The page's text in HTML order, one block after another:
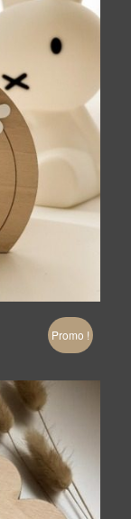
Promo !